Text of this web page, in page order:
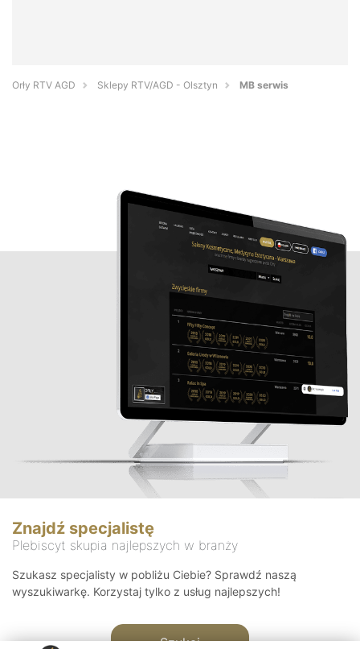
Orły RTV AGD Sklepy RTV/AGD - Olsztyn MB serwis
Znajdź specjalistę
Plebiscyt skupia najlepszych w branży
Szukasz specjalisty w pobliżu Ciebie? Sprawdź naszą
wyszukiwarkę. Korzystaj tylko z usług najlepszych!
Szukaj